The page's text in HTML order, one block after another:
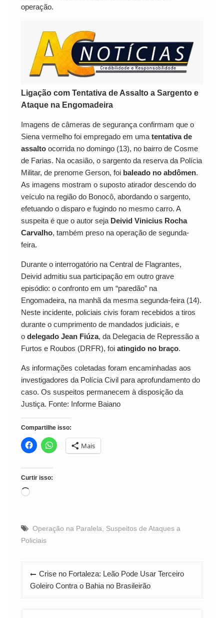
operação.
Ligação com Tentativa de Assalto a Sargento e
Ataque na Engomadeira
Imagens de câmeras de segurança confirmam que o
Siena vermelho foi empregado em uma tentativa de
assaltoocorrida no domingo (13), no bairro de Cosme
de Farias. Na ocasião, o sargento da reserva da Polícia
Militar, de prenome Gerson, foi baleado no abdômen.
As imagens mostram o suposto atirador descendo do
veículo na região do Bonocô, abordando o sargento,
efetuando o disparo e fugindo no mesmo carro. A
suspeita é que o autor seja Deivid Vinicius Rocha
Carvalho, também preso na operação de segunda-
feira.
Durante o interrogatório na Central de Flagrantes,
Deivid admitiu sua participação em outro grave
episódio: o confronto em um “paredão” na
Engomadeira, na manhã da mesma segunda-feira (14).
Neste incidente, policiais civis foram recebidos a tiros
durante o cumprimento de mandados judiciais, e
o delegado Jean Fiúza, da Delegacia de Repressão a
Furtos e Roubos (DRFR), foi atingido no braço.
As informações coletadas foram encaminhadas aos
investigadores da Polícia Civil para aprofundamento do
caso. Os suspeitos permanecem à disposição da
Justiça. Fonte: Informe Baiano
Compartilhe isso:
Mais
Curtir isso:
Carregando...
Operação na Paralela
Suspeitos de Ataques a
Policiais
Navegação
de
Crise no Fortaleza: Leão Pode Usar Terceiro
Goleiro Contra o Bahia no Brasileirão